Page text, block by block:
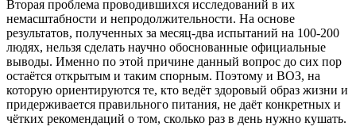
Вторая проблема проводившихся исследований в их
немасштабности и непродолжительности. На основе
результатов, полученных за месяц-два испытаний на 100-200
людях, нельзя сделать научно обоснованные официальные
выводы. Именно по этой причине данный вопрос до сих пор
остаётся открытым и таким спорным. Поэтому и ВОЗ, на
которую ориентируются те, кто ведёт здоровый образ жизни и
придерживается правильного питания, не даёт конкретных и
чётких рекомендаций о том, сколько раз в день нужно кушать.